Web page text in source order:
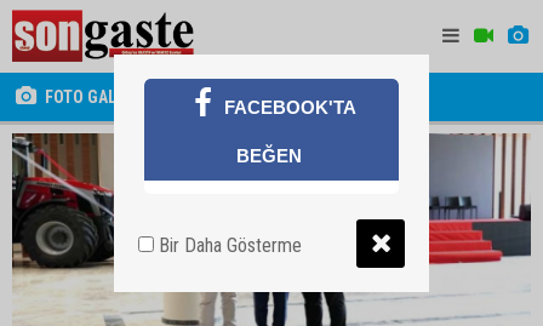
FOTO GALERİ FACEBOOK'TA
BEĞEN
Bir Daha Gösterme